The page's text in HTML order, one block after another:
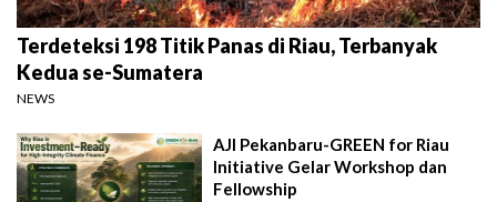
Terdeteksi 198 Titik Panas di Riau, Terbanyak
Kedua se-Sumatera
NEWS
AJI Pekanbaru-GREEN for Riau
Initiative Gelar Workshop dan
Fellowship